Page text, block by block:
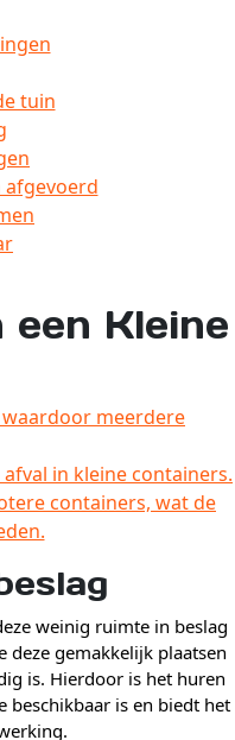
tuin
Kleine
meerdere
in kleine containers.
containers, wat de
weinig ruimte in beslag
deze gemakkelijk plaatsen
is. Hierdoor is het huren
beschikbaar is en biedt het